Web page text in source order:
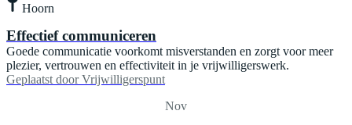
Hoorn
Effectief communiceren
Goede communicatie voorkomt misverstanden en zorgt voor meer
plezier, vertrouwen en effectiviteit in je vrijwilligerswerk.
Geplaatst door Vrijwilligerspunt
Nov